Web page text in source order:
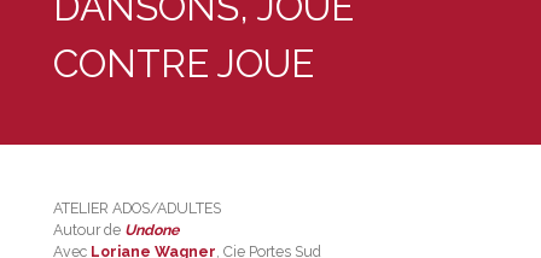
CONTRE JOUE
ATELIER ADOS/ADULTES
Autour de Undone
Avec Loriane Wagner, Cie Portes Sud